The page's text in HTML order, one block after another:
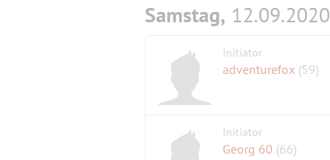
Samstag, 12.09.2020
Initiator
adventurefox (59)
Initiator
Georg 60 (66)